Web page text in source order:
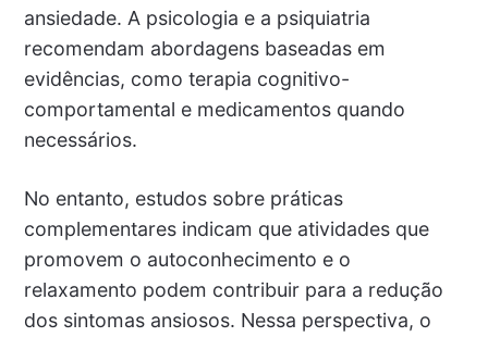
ansiedade. A psicologia e a psiquiatria
recomendam abordagens baseadas em
evidências, como terapia cognitivo-
comportamental e medicamentos quando
necessários.
No entanto, estudos sobre práticas
complementares indicam que atividades que
promovem o autoconhecimento e o
relaxamento podem contribuir para a redução
dos sintomas ansiosos. Nessa perspectiva, o